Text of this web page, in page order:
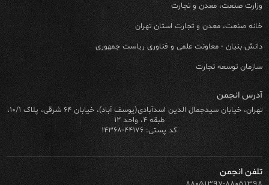
وزارت صنعت، معدن و تجارت
خانه صنعت، معدن و تجارت استان تهران
دانش بنیان - معاونت علمی و فناوری ریاست جمهوری
سازمان توسعه تجارت
آدرس انجمن
تهران، خیابان سیدجمال الدین اسدآبادی(یوسف آباد)، خیابان ۶۴ شرقی، پلاک ۱۰/۱،
طبقه ۴، واحد ۱۲
کد پستی: ۴۴۱۷۶-۱۴۳۶۸
تلفن انجمن